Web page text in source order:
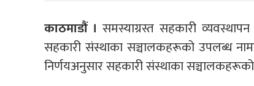
काठमाडौं ।समस्याग्रस्त सहकारी
सहकारी संस्थाका सञ्चालकहरूको उपलब्ध
निर्णयअनुसार सहकारी संस्थाका